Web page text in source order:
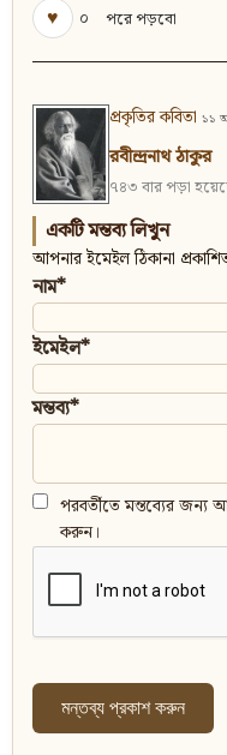
♥
০ পরে পড়বো
প্রকৃতির কবিতা ১১
রবীন্দ্রনাথ ঠাকুর
৭৪৩ বার পড়া
একটি মন্তব্য লিখুন
আপনার ইমেইল ঠিকানা
নাম*
ইমেইল*
মন্তব্য*
পরবর্তীতে মন্তব্যের জন্য
করুন।